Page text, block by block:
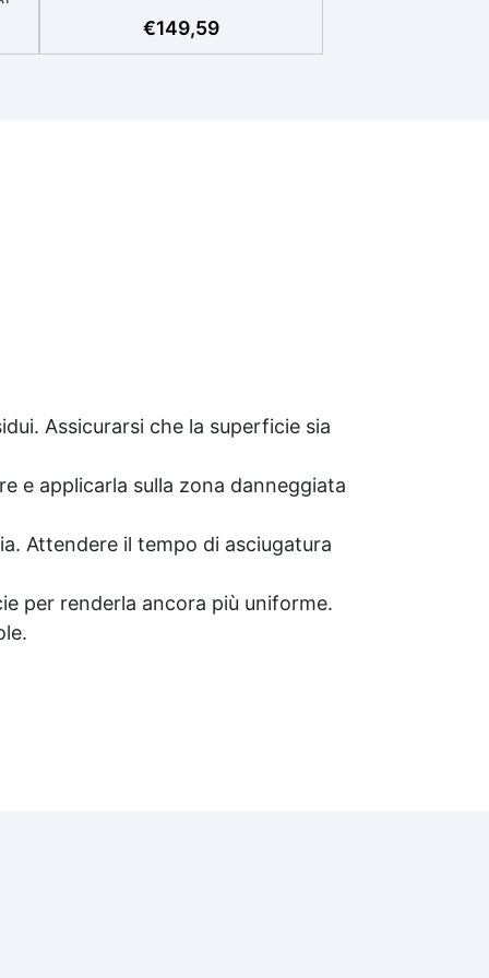
e
€149,59
Assicurarsi che la superficie sia
e applicarla sulla zona danneggiata
Attendere il tempo di asciugatura
per renderla ancora più uniforme.